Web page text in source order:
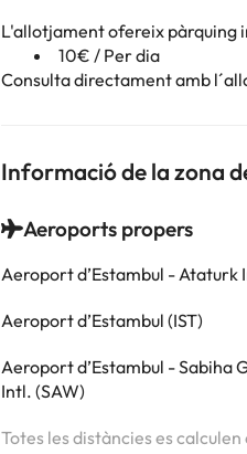
L'allotjament ofereix pàrquing
10€ / Per dia
Consulta directament amb
Informació de la zona
Aeroports propers
Aeroport d’Estambul - Ataturk
Aeroport d’Estambul (IST)
Aeroport d’Estambul - Sabiha
Intl. (SAW)
Totes les distàncies es